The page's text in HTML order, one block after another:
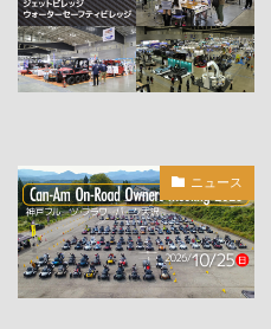
ニュース